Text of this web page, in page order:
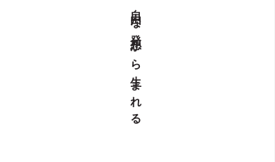
自由な発想から生まれる